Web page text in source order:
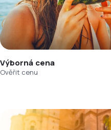
Výborná cena
Ověřit cenu